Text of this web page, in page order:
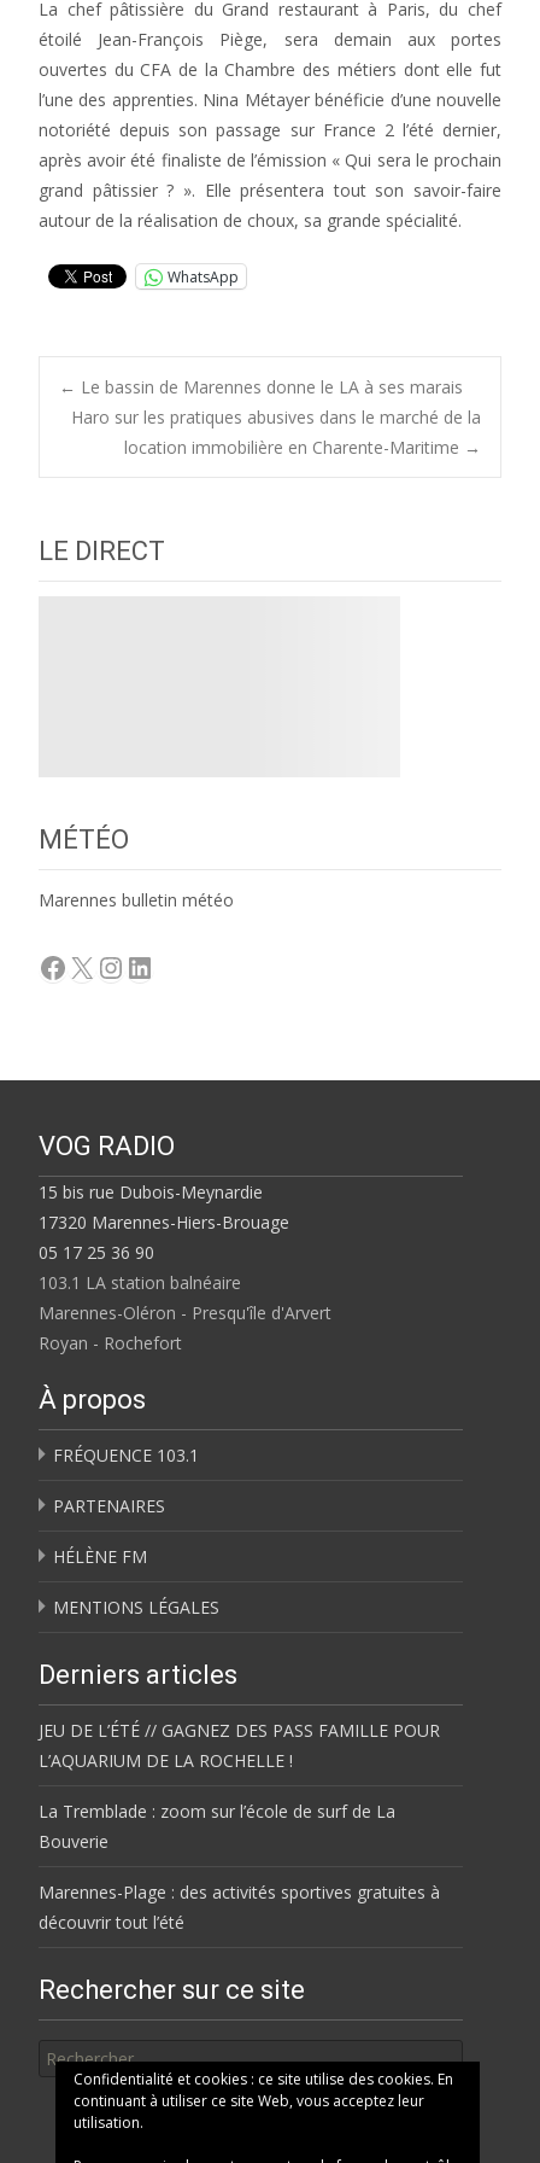
La chef pâtissière du Grand restaurant à Paris, du chef
étoilé Jean-François Piège, sera demain aux portes
ouvertes du CFA de la Chambre des métiers dont elle fut
l’une des apprenties. Nina Métayer bénéficie d’une nouvelle
notoriété depuis son passage sur France 2 l’été dernier,
après avoir été finaliste de l’émission « Qui sera le prochain
grand pâtissier ? ». Elle présentera tout son savoir-faire
autour de la réalisation de choux, sa grande spécialité.
WhatsApp
Post
navigation
← Le bassin de Marennes donne le LA à ses marais
Haro sur les pratiques abusives dans le marché de la
location immobilière en Charente-Maritime →
LE DIRECT
MÉTÉO
Marennes bulletin météo
Facebook
X Instagram
LinkedIn
VOG RADIO
15 bis rue Dubois-Meynardie
17320 Marennes-Hiers-Brouage
05 17 25 36 90
103.1 LA station balnéaire
Marennes-Oléron - Presqu'île d'Arvert
Royan - Rochefort
À propos
FRÉQUENCE 103.1
PARTENAIRES
HÉLÈNE FM
MENTIONS LÉGALES
Derniers articles
JEU DE L’ÉTÉ // GAGNEZ DES PASS FAMILLE POUR
L’AQUARIUM DE LA ROCHELLE !
La Tremblade : zoom sur l’école de surf de La
Bouverie
Marennes-Plage : des activités sportives gratuites à
découvrir tout l’été
Rechercher sur ce site
Confidentialité et cookies : ce site utilise des cookies. En
continuant à utiliser ce site Web, vous acceptez leur
utilisation.